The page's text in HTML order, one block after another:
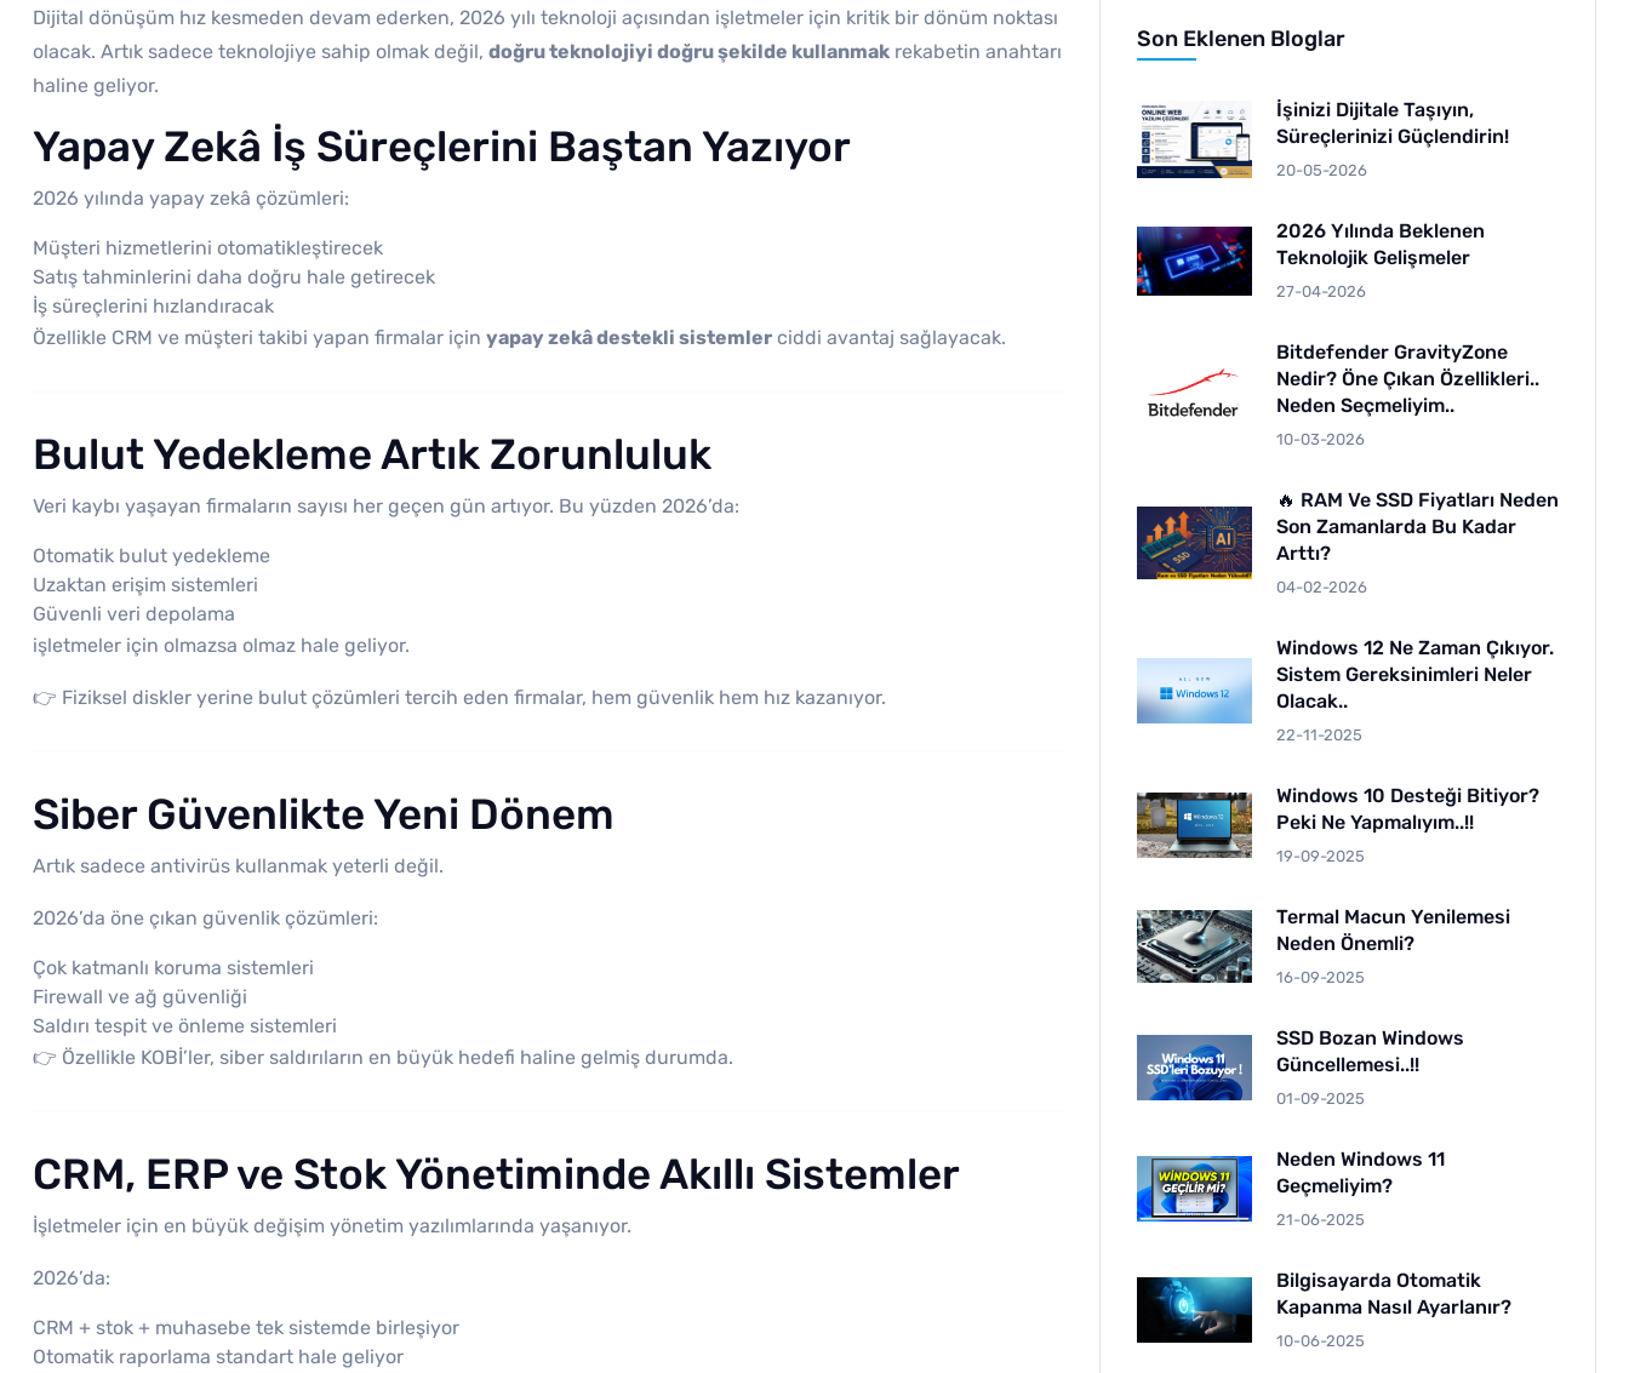
Dijital dönüşüm hız kesmeden devam ederken, 2026 yılı teknoloji açısından işletmeler için kritik bir dönüm noktası
olacak. Artık sadece teknolojiye sahip olmak değil, doğru teknolojiyi doğru şekilde kullanmak rekabetin anahtarı
haline geliyor.
Yapay Zekâ İş Süreçlerini Baştan Yazıyor
2026 yılında yapay zekâ çözümleri:
Müşteri hizmetlerini otomatikleştirecek
Satış tahminlerini daha doğru hale getirecek
İş süreçlerini hızlandıracak
Özellikle CRM ve müşteri takibi yapan firmalar için yapay zekâ destekli sistemler ciddi avantaj sağlayacak.
Bulut Yedekleme Artık Zorunluluk
Veri kaybı yaşayan firmaların sayısı her geçen gün artıyor. Bu yüzden 2026’da:
Otomatik bulut yedekleme
Uzaktan erişim sistemleri
Güvenli veri depolama
işletmeler için olmazsa olmaz hale geliyor.
👉 Fiziksel diskler yerine bulut çözümleri tercih eden firmalar, hem güvenlik hem hız kazanıyor.
Siber Güvenlikte Yeni Dönem
Artık sadece antivirüs kullanmak yeterli değil.
2026’da öne çıkan güvenlik çözümleri:
Çok katmanlı koruma sistemleri
Firewall ve ağ güvenliği
Saldırı tespit ve önleme sistemleri
👉 Özellikle KOBİ’ler, siber saldırıların en büyük hedefi haline gelmiş durumda.
CRM, ERP ve Stok Yönetiminde Akıllı Sistemler
İşletmeler için en büyük değişim yönetim yazılımlarında yaşanıyor.
2026’da:
CRM + stok + muhasebe tek sistemde birleşiyor
Otomatik raporlama standart hale geliyor
Son Eklenen Bloglar
İşinizi Dijitale Taşıyın,
Süreçlerinizi Güçlendirin!
20-05-2026
2026 Yılında Beklenen
Teknolojik Gelişmeler
27-04-2026
Bitdefender GravityZone
Nedir? Öne Çıkan Özellikleri..
Neden Seçmeliyim..
10-03-2026
🔥 RAM Ve SSD Fiyatları Neden
Son Zamanlarda Bu Kadar
Arttı?
04-02-2026
Windows 12 Ne Zaman Çıkıyor.
Sistem Gereksinimleri Neler
Olacak..
22-11-2025
Windows 10 Desteği Bitiyor?
Peki Ne Yapmalıyım..!!
19-09-2025
Termal Macun Yenilemesi
Neden Önemli?
16-09-2025
SSD Bozan Windows
Güncellemesi..!!
01-09-2025
Neden Windows 11
Geçmeliyim?
21-06-2025
Bilgisayarda Otomatik
Kapanma Nasıl Ayarlanır?
10-06-2025